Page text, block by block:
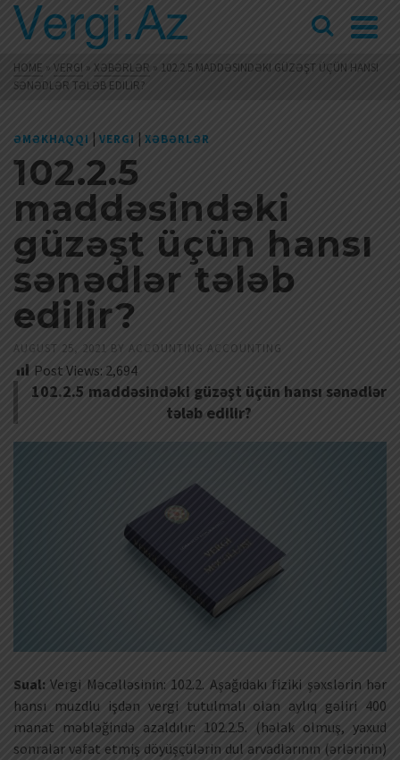
HOME » VERGI » XƏBƏRLƏR » 102.2.5 MADDƏSINDƏKI GÜZƏŞT ÜÇÜN HANSI
SƏNƏDLƏR TƏLƏB EDILIR?
ƏMƏKHAQQI | VERGI | XƏBƏRLƏR
102.2.5
maddəsindəki
güzəşt üçün hansı
sənədlər tələb
edilir?
AUGUST 25, 2021 BY ACCOUNTING ACCOUNTING
Post Views: 2,694
102.2.5 maddəsindəki güzəşt üçün hansı sənədlər
tələb edilir?
Sual:Vergi Məcəlləsinin: 102.2. Aşağıdakı fiziki şəxslərin hər
hansı muzdlu işdən vergi tutulmalı olan aylıq gəliri 400
manat məbləğində azaldılır: 102.2.5. (həlak olmuş, yaxud
sonralar vəfat etmiş döyüşçülərin dul arvadlarının (ərlərinin)